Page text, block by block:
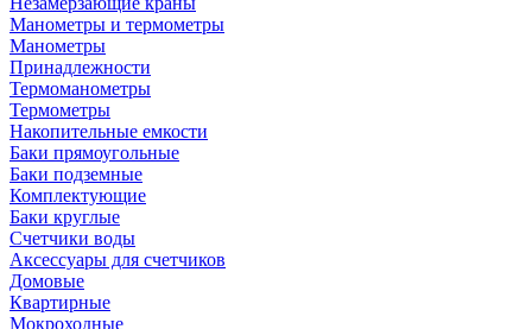
Манометры и термометры
Манометры
Принадлежности
Термоманометры
Термометры
Накопительные емкости
Баки прямоугольные
Баки подземные
Комплектующие
Баки круглые
Счетчики воды
Аксессуары для счетчиков
Домовые
Квартирные
Мокроходные